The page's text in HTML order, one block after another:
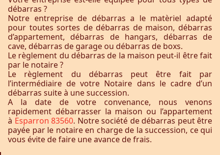
débarras ?
Notre entreprise de débarras a le matèriel adapté
pour toutes sortes de débarras de maison, débarras
d’appartement, débarras de hangars, débarras de
cave, débarras de garage ou débarras de boxs.
Le règlement du débarras de la maison peut-il être fait
par le notaire ?
Le règlement du débarras peut être fait par
l’intermédiaire de votre Notaire dans le cadre d’un
débarras suite à une succession.
A la date de votre convenance, nous venons
rapidement débarrasser la maison ou l’appartement
à Esparron 83560. Notre société de débarras peut être
payée par le notaire en charge de la succession, ce qui
vous évite de faire une avance de frais.